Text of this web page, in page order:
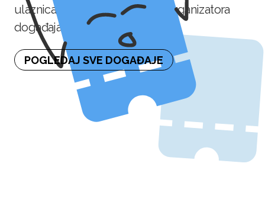
ulaznica molimo kontaktirajte organizatora
događaja.
POGLEDAJ SVE DOGAĐAJE